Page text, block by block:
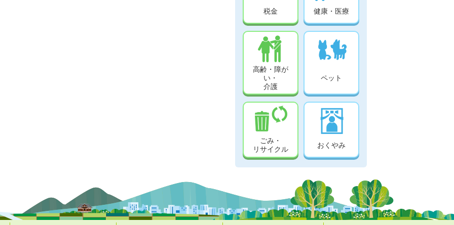
税金 健康・医療
高齢・障が
い・
介護
ペット
ごみ・
リサイクル
おくやみ